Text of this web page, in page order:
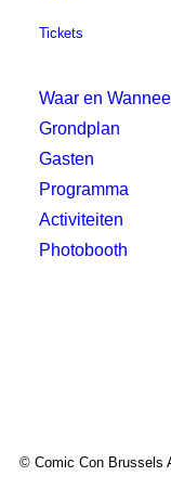
Tickets
Waar en
Grondplan
Gasten
Programma
Activiteiten
Photobooth
© Comic Con Brussels